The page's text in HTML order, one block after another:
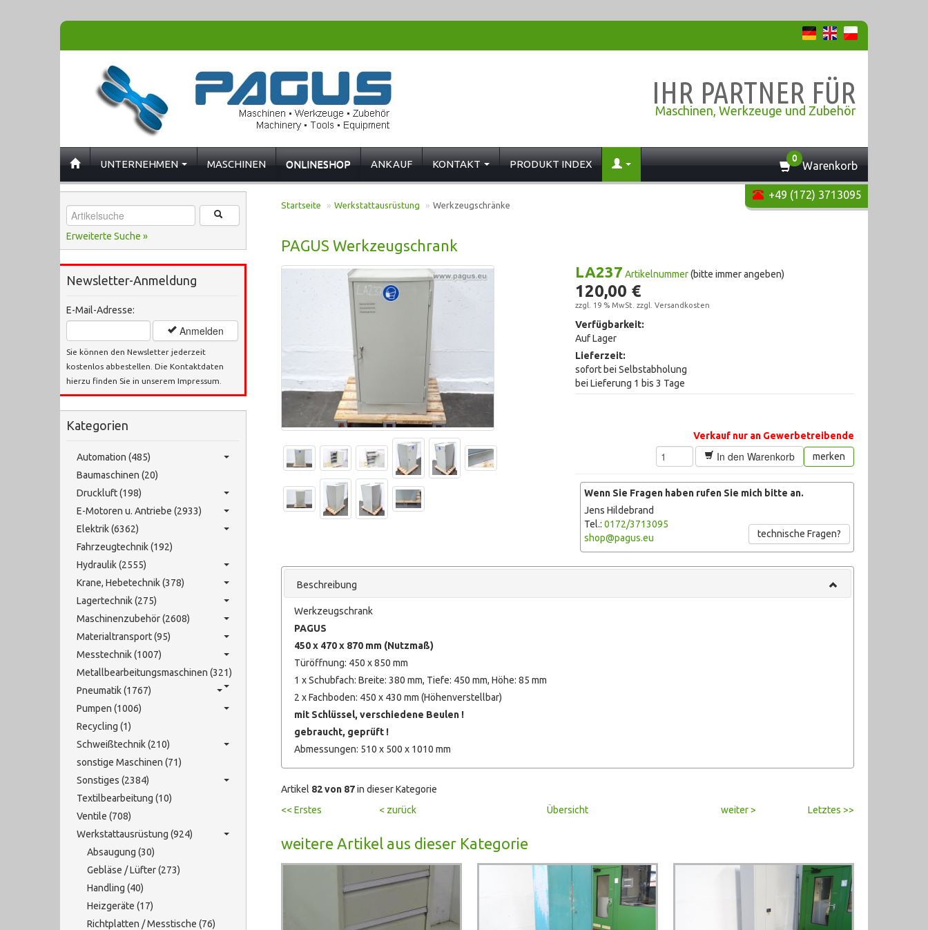
IHR PARTNER FÜR
Maschinen, Werkzeuge und Zubehör
UNTERNEHMEN MASCHINEN ONLINESHOP ANKAUF KONTAKT PRODUKT INDEX
0
Warenkorb
+49 (172) 3713095
Erweiterte Suche »
Newsletter-Anmeldung
E-Mail-Adresse:
Anmelden
Sie können den Newsletter jederzeit
kostenlos abbestellen. Die Kontaktdaten
hierzu finden Sie in unserem Impressum.
Kategorien
Automation (485)
Baumaschinen (20)
Druckluft (198)
E-Motoren u. Antriebe (2933)
Elektrik (6362)
Fahrzeugtechnik (192)
Hydraulik (2555)
Krane, Hebetechnik (378)
Lagertechnik (275)
Maschinenzubehör (2608)
Materialtransport (95)
Messtechnik (1007)
Metallbearbeitungsmaschinen (321)
Pneumatik (1767)
Pumpen (1006)
Recycling (1)
Schweißtechnik (210)
sonstige Maschinen (71)
Sonstiges (2384)
Textilbearbeitung (10)
Ventile (708)
Werkstattausrüstung (924)
Absaugung (30)
Gebläse / Lüfter (273)
Handling (40)
Heizgeräte (17)
Richtplatten / Messtische (76)
Startseite » Werkstattausrüstung » Werkzeugschränke
PAGUS Werkzeugschrank
LA237 Artikelnummer(bitte immer angeben)
120,00 €
zzgl. 19 % MwSt. zzgl. Versandkosten
Verfügbarkeit:
Auf Lager
Lieferzeit:
sofort bei Selbstabholung
bei Lieferung 1 bis 3 Tage
Verkauf nur an Gewerbetreibende
In den Warenkorb merken
Wenn Sie Fragen haben rufen Sie mich bitte an.
Jens Hildebrand
Tel.: 0172/3713095
shop@pagus.eu
technische Fragen?
Beschreibung
Werkzeugschrank
PAGUS
450 x 470 x 870 mm (Nutzmaß)
Türöffnung: 450 x 850 mm
1 x Schubfach: Breite: 380 mm, Tiefe: 450 mm, Höhe: 85 mm
2 x Fachboden: 450 x 430 mm (Höhenverstellbar)
mit Schlüssel, verschiedene Beulen !
gebraucht, geprüft !
Abmessungen: 510 x 500 x 1010 mm
Artikel 82 von 87in dieser Kategorie
<< Erstes
< zurück Übersicht weiter > Letztes >>
weitere Artikel aus dieser Kategorie